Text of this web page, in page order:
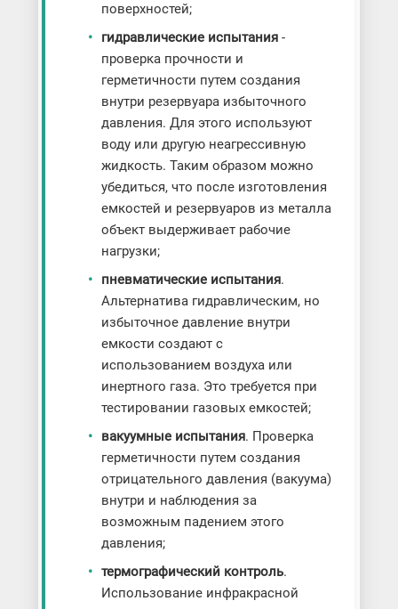
поверхностей;
гидравлические испытания-
проверка прочности и
герметичности путем создания
внутри резервуара избыточного
давления. Для этого используют
воду или другую неагрессивную
жидкость. Таким образом можно
убедиться, что после изготовления
емкостей и резервуаров из металла
объект выдерживает рабочие
нагрузки;
пневматические испытания.
Альтернатива гидравлическим, но
избыточное давление внутри
емкости создают с
использованием воздуха или
инертного газа. Это требуется при
тестировании газовых емкостей;
вакуумные испытания. Проверка
герметичности путем создания
отрицательного давления (вакуума)
внутри и наблюдения за
возможным падением этого
давления;
термографический контроль.
Использование инфракрасной